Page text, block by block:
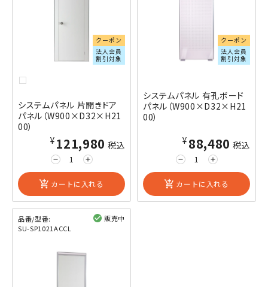
クーポン
法人会員
割引対象
システムパネル 片開きドア
パネル（W900×D32×H21
00）
remove add
¥121,980 税込
add_shopping_cart カートに入れる
クーポン
法人会員
割引対象
システムパネル 有孔ボード
パネル（W900×D32×H21
00）
remove add
¥88,480 税込
add_shopping_cart カートに入れる
品番/型番:
SU-SP1021ACCL
販売中